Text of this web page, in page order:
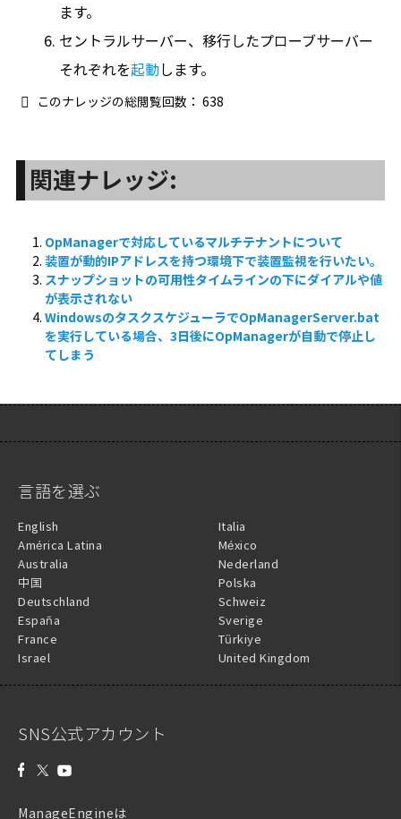
ます。
セントラルサーバー、移行したプローブサーバー
それぞれを起動します。
このナレッジの総閲覧回数： 638
関連ナレッジ:
OpManagerで対応しているマルチテナントについて
装置が動的IPアドレスを持つ環境下で装置監視を行いたい。
スナップショットの可用性タイムラインの下にダイアルや値
が表示されない
WindowsのタスクスケジューラでOpManagerServer.bat
を実行している場合、3日後にOpManagerが自動で停止し
てしまう
言語を選ぶ
English
América Latina
Australia
中国
Deutschland
España
France
Israel
Italia
México
Nederland
Polska
Schweiz
Sverige
Türkiye
United Kingdom
SNS公式アカウント
ManageEngineは